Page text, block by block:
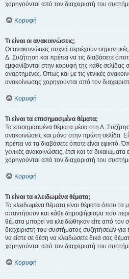
χορηγούνται από τον διαχειριστή του
Κορυφή
Τι είναι οι ανακοινώσεις;
Οι ανακοινώσεις συχνά περιέχουν
Δ. Συζήτηση και πρέπει να τις διαβάσετε
εμφανίζονται στην κορυφή της κάθε σελίδας
αναρτημένες. Όπως και με τις γενικές
ανακοίνωσης χορηγούνται από τον
Κορυφή
Τι είναι τα επισημασμένα θέματα;
Τα επισημασμένα θέματα μέσα στη Δ.
ανακοινώσεις και μόνο στην πρώτη σελίδα.
πρέπει να τα διαβάσετε όποτε είναι εφικτό.
γενικές ανακοινώσεις, έτσι και τα
χορηγούνται από τον διαχειριστή του
Κορυφή
Τι είναι τα κλειδωμένα θέματα;
Τα κλειδωμένα θέματα είναι θέματα όπου τα
απαντήσουν και κάθε δημοψήφισμα που
θέματα μπορεί να κλειδώθηκαν είτε από τον
διαχειριστή του συστήματος συζητήσεων
να είστε σε θέση να κλειδώσετε δικά σας
χορηγούνται από τον διαχειριστή του
Κορυφή